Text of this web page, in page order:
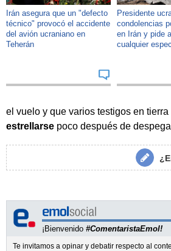
Irán asegura que un "defecto
técnico" provocó el accidente
del avión ucraniano en
Teherán
Presidente
condolencias
en Irán y pide
cualquier
el vuelo y que varios testigos en
estrellarse poco después de
¡Bienvenido #ComentaristaEmol!
Te invitamos a opinar y debatir respecto al